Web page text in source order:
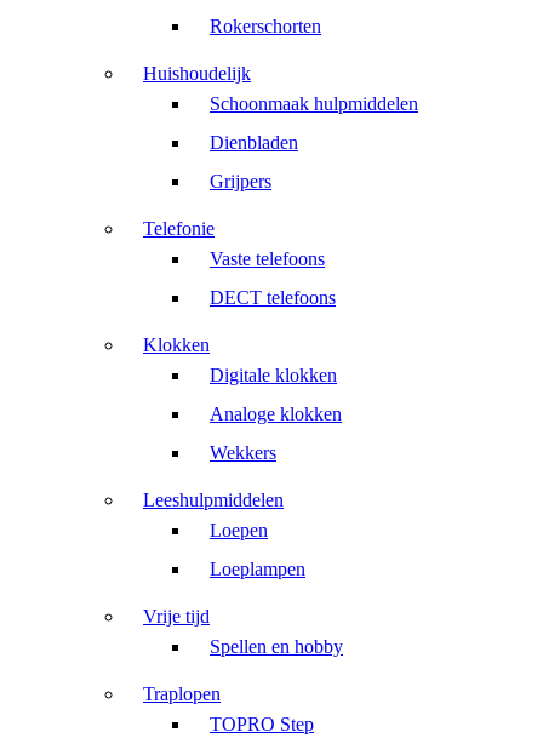
Rokerschorten
Huishoudelijk
Schoonmaak hulpmiddelen
Dienbladen
Grijpers
Telefonie
Vaste telefoons
DECT telefoons
Klokken
Digitale klokken
Analoge klokken
Wekkers
Leeshulpmiddelen
Loepen
Loeplampen
Vrije tijd
Spellen en hobby
Traplopen
TOPRO Step